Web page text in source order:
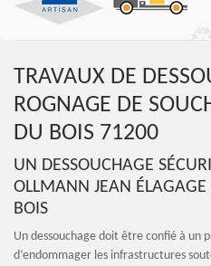
TRAVAUX DE
ROGNAGE DE
DU BOIS 71200
UN DESSOUCHAGE
OLLMANN JEAN
BOIS
Un dessouchage doit être confié à un
d’endommager les infrastructures